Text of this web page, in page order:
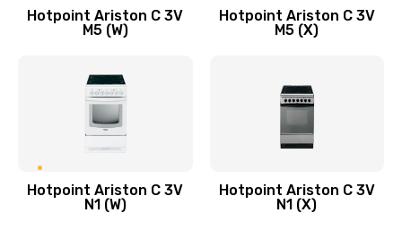
Hotpoint Ariston C 3V
M5 (W)
Hotpoint Ariston C 3V
M5 (X)
Hotpoint Ariston C 3V
N1 (W)
Hotpoint Ariston C 3V
N1 (X)